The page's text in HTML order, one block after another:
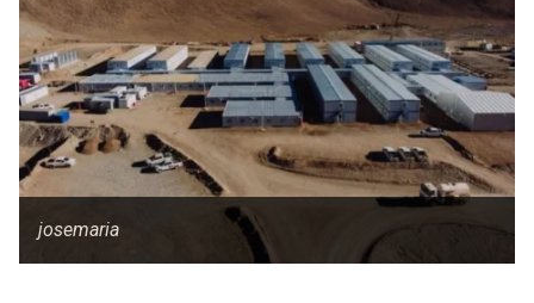
josemaria